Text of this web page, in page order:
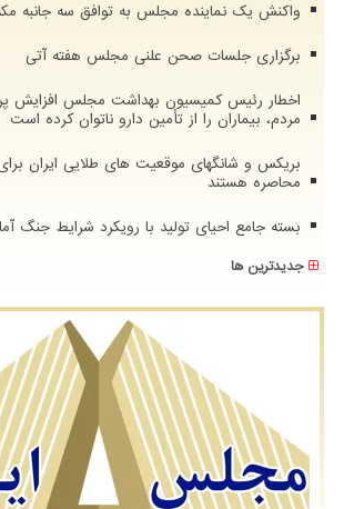
واکنش یک نماینده مجلس به توافق سه جانبه
برگزاری جلسات صحن علنی مجلس هفته آتی
اخطار رئیس کمیسیون بهداشت مجلس افزایش
مردم، بیماران را از تأمین دارو ناتوان کرده است
بریکس و شانگهای موقعیت های طلایی ایران
محاصره هستند
بسته جامع احیای تولید با رویکرد شرایط جنگ
جدیدترین ها